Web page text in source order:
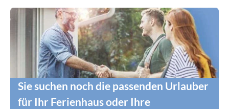
Sie suchen noch die passenden Urlauber
für Ihr Ferienhaus oder Ihre